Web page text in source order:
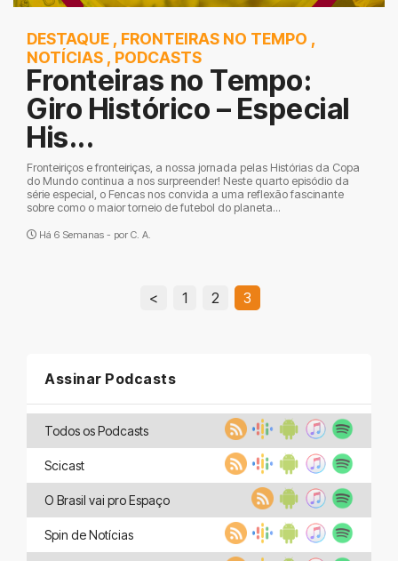
DESTAQUE , FRONTEIRAS NO TEMPO ,
NOTÍCIAS , PODCASTS
Fronteiras no Tempo:
Giro Histórico – Especial
His...
Fronteiriços e fronteiriças, a nossa jornada pelas Histórias da Copa
do Mundo continua a nos surpreender! Neste quarto episódio da
série especial, o Fencas nos convida a uma reflexão fascinante
sobre como o maior torneio de futebol do planeta...
Há 6 Semanas - por C. A.
< 1 2 3
Assinar Podcasts
Todos os Podcasts
Scicast
O Brasil vai pro Espaço
Spin de Notícias